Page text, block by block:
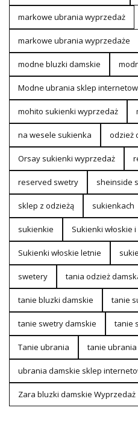
markowe ubrania wyprzedaż
markowe ubrania wyprzedaże
modne bluzki damskie
Modne ubrania sklep
mohito sukienki wyprzedaż
na wesele sukienka odzież
Orsay sukienki wyprzedaż
reserved swetry sheinside
sklep z odzieżą sukienkach
sukienkie Sukienki włoskie
Sukienki włoskie letnie
swetery tania odzież
tanie bluzki damskie tanie
tanie swetry damskie tanie
Tanie ubrania tanie
ubrania damskie sklep
Zara bluzki damskie Wyprzedaż